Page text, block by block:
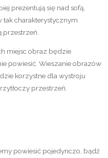
prezentują się nad sofą,
tak charakterystycznym
przestrzeń.
miejsc obraz będzie
powiesić. Wieszanie obrazów
korzystne dla wystroju
przestrzeń.
powiesić pojedynczo, bądź